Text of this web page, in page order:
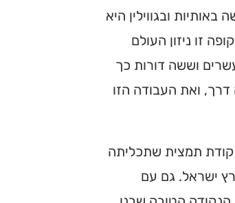
ובגווילין היא
זו ניזון העולם
וששה דורות כך
ואת העבודה הזו
תמצית שתכליתה
ישראל. גם עם